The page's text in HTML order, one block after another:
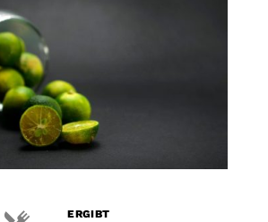
ERGIBT